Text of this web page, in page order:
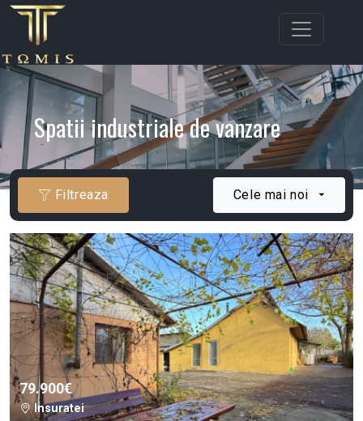
Spatii industriale de vanzare
Filtreaza Cele mai noi
79.900€
Insuratei